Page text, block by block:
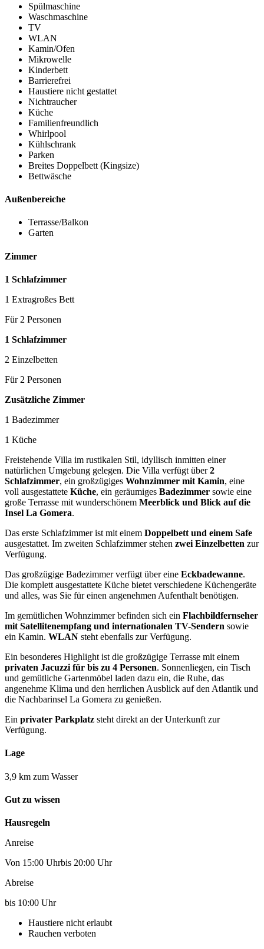
Spülmaschine
Waschmaschine
TV
WLAN
Kamin/Ofen
Mikrowelle
Kinderbett
Barrierefrei
Haustiere nicht gestattet
Nichtraucher
Küche
Familienfreundlich
Whirlpool
Kühlschrank
Parken
Breites Doppelbett (Kingsize)
Bettwäsche
Außenbereiche
Terrasse/Balkon
Garten
Zimmer
1 Schlafzimmer
1 Extragroßes Bett
Für 2 Personen
1 Schlafzimmer
2 Einzelbetten
Für 2 Personen
Zusätzliche Zimmer
1 Badezimmer
1 Küche
Freistehende Villa im rustikalen Stil, idyllisch inmitten einer
natürlichen Umgebung gelegen. Die Villa verfügt über2
Schlafzimmer, ein großzügiges Wohnzimmer mit Kamin, eine
voll ausgestattete Küche, ein geräumiges Badezimmer sowie eine
große Terrasse mit wunderschönem Meerblick und Blick auf die
Insel La Gomera.
Das erste Schlafzimmer ist mit einem Doppelbett und einem Safe
ausgestattet. Im zweiten Schlafzimmer stehen zwei Einzelbetten zur
Verfügung.
Das großzügige Badezimmer verfügt über eine Eckbadewanne.
Die komplett ausgestattete Küche bietet verschiedene Küchengeräte
und alles, was Sie für einen angenehmen Aufenthalt benötigen.
Im gemütlichen Wohnzimmer befinden sich ein Flachbildfernseher
mit Satellitenempfang und internationalen TV-Sendern sowie
ein Kamin. WLAN steht ebenfalls zur Verfügung.
Ein besonderes Highlight ist die großzügige Terrasse mit einem
privaten Jacuzzi für bis zu 4 Personen. Sonnenliegen, ein Tisch
und gemütliche Gartenmöbel laden dazu ein, die Ruhe, das
angenehme Klima und den herrlichen Ausblick auf den Atlantik und
die Nachbarinsel La Gomera zu genießen.
Ein privater Parkplatz steht direkt an der Unterkunft zur
Verfügung.
Lage
3,9 km zum Wasser
Gut zu wissen
Hausregeln
Anreise
Von 15:00 Uhrbis 20:00 Uhr
Abreise
bis 10:00 Uhr
Haustiere nicht erlaubt
Rauchen verboten